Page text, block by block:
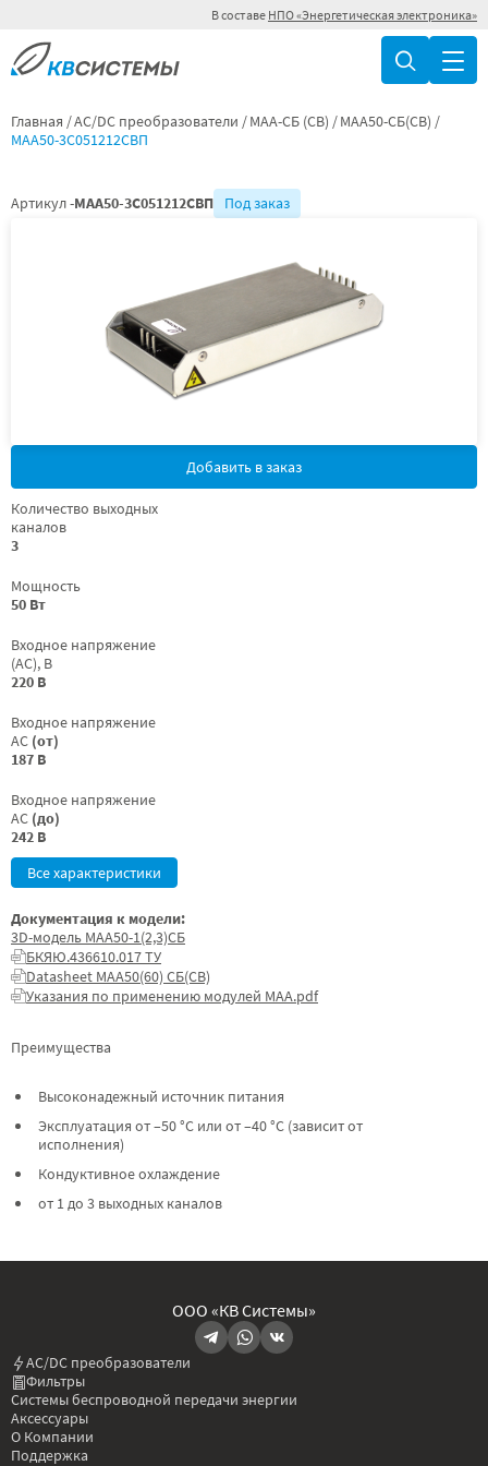
В составе НПО «Энергетическая электроника»
Главная AC/DC преобразователи МАА-СБ (СВ)
МАА50-СБ(СВ)
МАА50-3С051212СВП
Артикул -МАА50-3С051212СВП Под заказ
Добавить в заказ
Количество выходных
каналов
3
Мощность
50 Вт
Входное напряжение
(AC), В
220 В
Входное напряжение
AC (от)
187 В
Входное напряжение
AC (до)
242 В
Все характеристики
Преимущества
Высоконадежный источник питания
Эксплуатация от –50 °C или от –40 °C (зависит от
исполнения)
Кондуктивное охлаждение
от 1 до 3 выходных каналов
Документация к модели:
3D-модель МАА50-1(2,3)СБ
БКЯЮ.436610.017 ТУ
Datasheet МАА50(60) СБ(СВ)
Указания по применению модулей МАА.pdf
ООО «КВ Системы»
AC/DC преобразователи
Фильтры
Системы беспроводной передачи энергии
Аксессуары
О Компании
Поддержка